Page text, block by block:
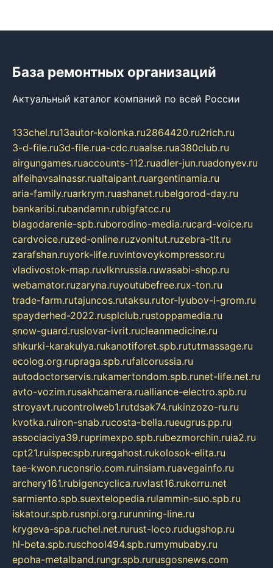
База ремонтных организаций
Актуальный каталог компаний по всей России
133chel.ru13autor-kolonka.ru2864420.ru2rich.ru
3-d-file.ru3d-file.rua-cdc.ruaalse.rua380club.ru
airgungames.ruaccounts-112.ruadler-jun.ruadonyev.ru
alfeihavsalnassr.rualtaipant.ruargentinamia.ru
aria-family.ruarkrym.ruashanet.rubelgorod-day.ru
bankaribi.rubandamn.rubigfatcc.ru
blagodarenie-spb.ruborodino-media.rucard-voice.ru
cardvoice.ruzed-online.ruzvonitut.ruzebra-tlt.ru
zarafshan.ruyork-life.ruvintovoykompressor.ru
vladivostok-map.ruvlknrussia.ruwasabi-shop.ru
webamator.ruzaryna.ruyoutubefree.rux-ton.ru
trade-farm.rutajuncos.rutaksu.rutor-lyubov-i-grom.ru
spayderhed-2022.rusplclub.rustoppamedia.ru
snow-guard.ruslovar-ivrit.rucleanmedicine.ru
shkurki-karakulya.rukanotiforet.spb.rututmassage.ru
ecolog.org.rupraga.spb.rufalcorussia.ru
autodoctorservis.rukamertondom.spb.runet-life.net.ru
avto-vozim.rusakhcamera.rualliance-electro.spb.ru
stroyavt.rucontrolweb1.rutdsak74.rukinzozo-ru.ru
kvotka.ruiron-snab.rucosta-bella.rueugrus.pp.ru
associaciya39.ruprimexpo.spb.rubezmorchin.ruia2.ru
cpt21.ruispecspb.ruregahost.rukolosok-elita.ru
tae-kwon.ruconsrio.com.ruinsiam.ruavegainfo.ru
archery161.rubigencyclica.ruvlast16.rukorru.net
sarmiento.spb.suextelopedia.rulammin-suo.spb.ru
iskatour.spb.rusnpi.org.rurunning-line.ru
krygeva-spa.ruchel.net.rurust-loco.rudugshop.ru
hl-beta.spb.ruschool494.spb.rumymubaby.ru
epoha-metalband.rungr.spb.rurusgosnews.com